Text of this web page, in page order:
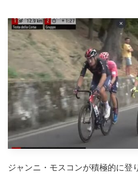
ジャンニ・モスコンが積極的に登